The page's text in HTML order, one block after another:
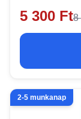
5 300 Ft8
2-5 munkanap